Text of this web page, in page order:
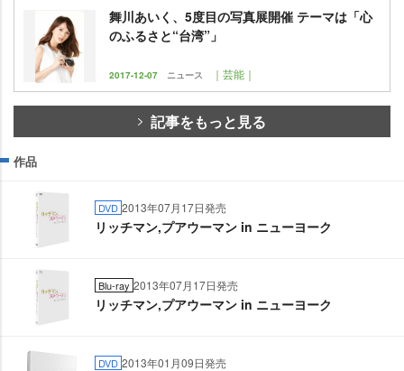
舞川あいく、5度目の写真展開催 テーマは「心
のふるさと“台湾”」
2017-12-07 ニュース ｜芸能｜
記事をもっと見る
作品
DVD 2013年07月17日発売
リッチマン,プアウーマン in ニューヨーク
Blu-ray 2013年07月17日発売
リッチマン,プアウーマン in ニューヨーク
DVD 2013年01月09日発売